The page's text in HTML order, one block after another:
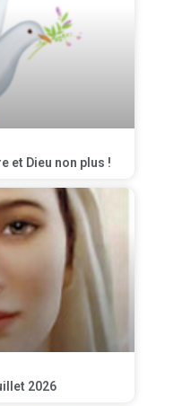
et Dieu non plus !
2026